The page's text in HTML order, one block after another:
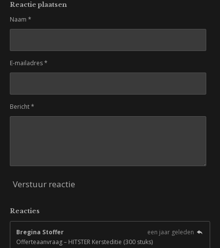
Reactie plaatsen
Naam *
E-mailadres *
Bericht *
Verstuur reactie
Reacties
Bregina Stoffer
een jaar geleden
Offerteaanvraag – HITSTER Kersteditie (300 stuks)